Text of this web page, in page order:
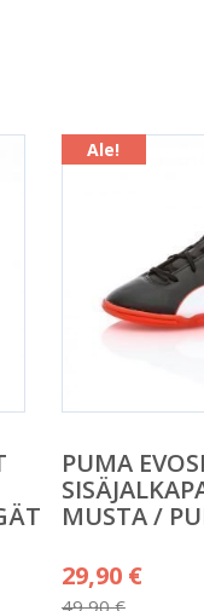
Ale!
PUMA
MUSTA /
29,90 €